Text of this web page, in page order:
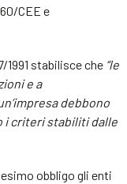
CEE e
1991 stabilisce che “le
e a
debbono
i criteri stabiliti dalle
obbligo gli enti